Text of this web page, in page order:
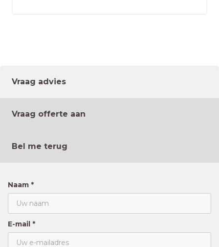
Vraag advies
Vraag offerte aan
Bel me terug
Naam *
E-mail *